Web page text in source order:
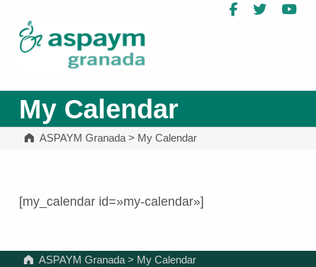
Facebook
Twitter
My Calendar
ASPAYM Granada> My Calendar
[my_calendar id=»my-calendar»]
ASPAYM Granada > My Calendar